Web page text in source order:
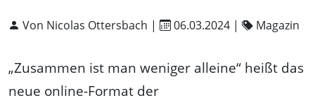
Von Nicolas Ottersbach | 06.03.2024 | Magazin
„Zusammen ist man weniger alleine“ heißt das
neue online-Format der